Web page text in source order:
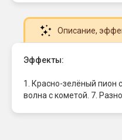
Описание,
Эффекты:
1. Красно-зелёный пион
волна с кометой. 7.